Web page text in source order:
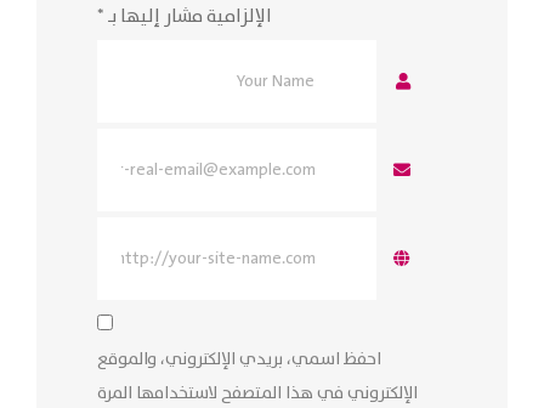
الإلزامية مشار إليها بـ*
احفظ اسمي، بريدي الإلكتروني، والموقع
الإلكتروني في هذا المتصفح لاستخدامها المرة